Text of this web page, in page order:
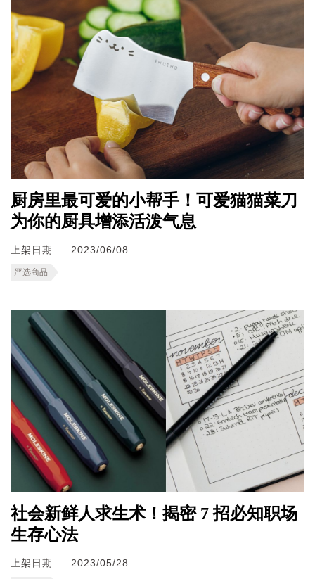
厨房里最可爱的小帮手！可爱猫猫菜刀
为你的厨具增添活泼气息
上架日期 2023/06/08
严选商品
社会新鲜人求生术！揭密 7 招必知职场
生存心法
上架日期 2023/05/28